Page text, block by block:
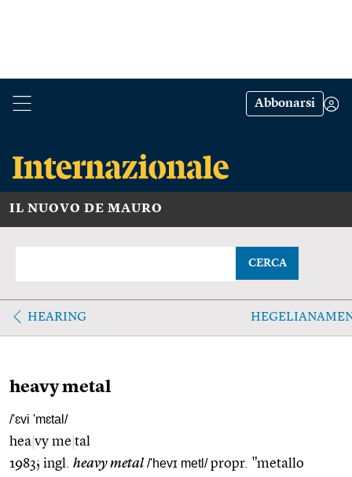
Abbonarsi
IL NUOVO DE MAURO
CERCA
HEARING
heavy metal
/'ɛvi 'mɛtal/
hea vy me tal
1983; ingl. heavy metal /'hevɪ metl/propr. "metallo